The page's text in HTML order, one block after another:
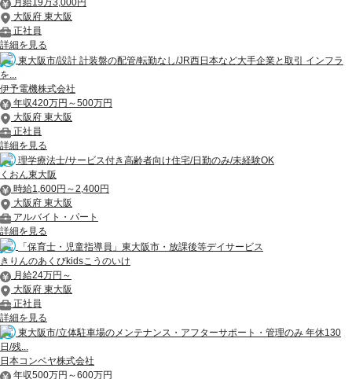
月給19万3,000円
大阪府 東大阪
正社員
詳細を見る
東大阪市/設計 計装盤の配管/転勤なし/JR西日本など大手企業と取引 インフラ
を...
伊予電機株式会社
年収420万円～500万円
大阪府 東大阪
正社員
詳細を見る
理学療法士/サービス付き高齢者向け住宅/日勤のみ/未経験OK
くおん東大阪
時給1,600円～2,400円
大阪府 東大阪
アルバイト・パート
詳細を見る
「保育士・児童指導員」東大阪市・放課後等デイサービス
きりんのあくびkidsこうのいけ
月給24万円～
大阪府 東大阪
正社員
詳細を見る
東大阪市/立体駐車場のメンテナンス・アフターサポート・管理のみ 年休130
日/残...
日本コンベヤ株式会社
年収500万円～600万円